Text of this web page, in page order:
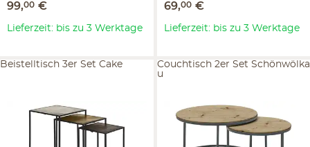
99,00 €
Lieferzeit: bis zu 3 Werktage
69,00 €
Lieferzeit: bis zu 3 Werktage
Beistelltisch 3er Set Cake
Couchtisch 2er Set Schönwölka
u